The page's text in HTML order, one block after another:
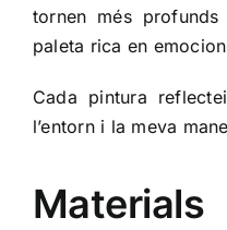
tornen més
paleta rica en
Cada pintura
l’entorn i la meva
Materials